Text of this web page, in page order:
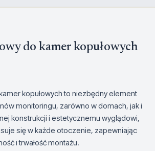
do kamer kopułowych
kopułowych to niezbędny element
monitoringu, zarówno w domach, jak i
konstrukcji i estetycznemu wyglądowi,
się w każde otoczenie, zapewniając
i trwałość montażu.